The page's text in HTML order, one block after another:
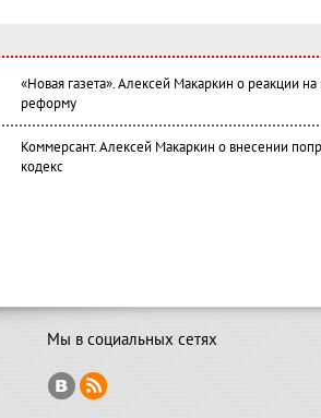
«Новая газета». Алексей Макаркин о реакции
реформу
Коммерсант. Алексей Макаркин о внесении
кодекс
Мы в социальных сетях